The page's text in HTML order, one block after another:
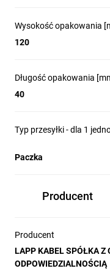
Wysokość opakowania
120
Długość opakowania
40
Typ przesyłki - dla 1
Paczka
Producent
Producent
LAPP KABEL SPÓŁKA Z
ODPOWIEDZIALNOŚCIĄ